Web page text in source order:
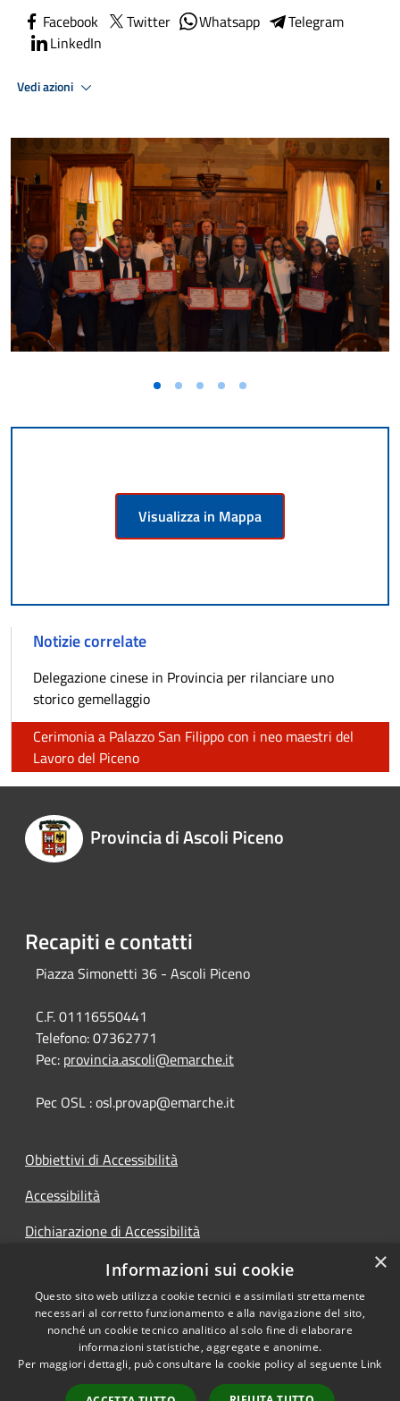
Facebook Twitter Whatsapp
Telegram
LinkedIn
Vedi azioni
Visualizza in Mappa
Notizie correlate
Delegazione cinese in Provincia per rilanciare uno
storico gemellaggio
Cerimonia a Palazzo San Filippo con i neo maestri del
Lavoro del Piceno
Provincia di Ascoli Piceno
Recapiti e contatti
Piazza Simonetti 36 - Ascoli Piceno
C.F. 01116550441
Telefono:07362771
Pec: provincia.ascoli@emarche.it
Pec OSL : osl.provap@emarche.it
Obbiettivi di Accessibilità
Accessibilità
Dichiarazione di Accessibilità
Accesso Civico
Accessibilità
Copyright © 2026 • Provincia di
Ascoli Piceno • Powered by
Municipium• Accesso
×
Informazioni sui cookie
Questo sito web utilizza cookie tecnici e assimilati strettamente
necessari al corretto funzionamento e alla navigazione del sito,
nonché un cookie tecnico analitico al solo fine di elaborare
informazioni statistiche, aggregate e anonime.
Per maggiori dettagli, può consultare la cookie policy al seguente Link